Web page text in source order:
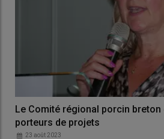
Le Comité régional porcin breton
porteurs de projets
23 août 2023